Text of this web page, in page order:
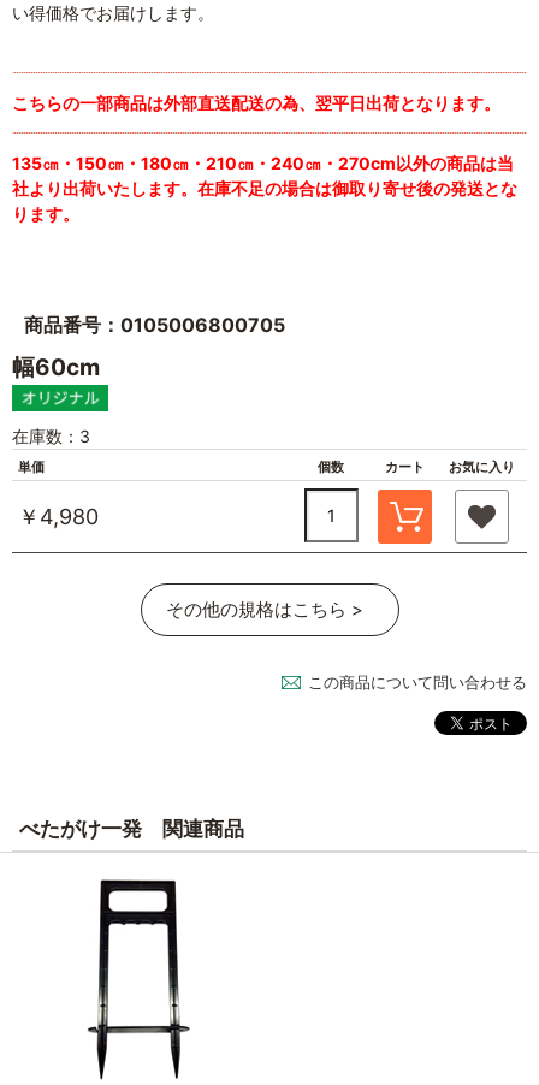
い得価格でお届けします。
こちらの一部商品は外部直送配送の為、翌平日出荷となります。
135㎝・150㎝・180㎝・210㎝・240㎝・270cm以外の商品は当
社より出荷いたします。在庫不足の場合は御取り寄せ後の発送とな
ります。
商品番号：0105006800705
幅60cm
在庫数：3
単価 個数 カート お気に入り
￥4,980
その他の規格はこちら >
この商品について問い合わせる
べたがけ一発 関連商品